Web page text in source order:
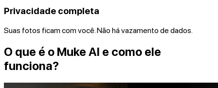
Privacidade completa
Suas fotos ficam com você. Não há vazamento de dados.
O que é o Muke AI e como ele
funciona?